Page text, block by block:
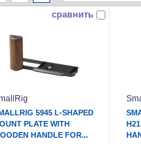
сравнить
5945 L-SHAPED
PLATE WITH
HANDLE FOR...